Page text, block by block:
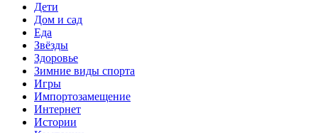
Дети
Дом и сад
Еда
Звёзды
Здоровье
Зимние виды спорта
Игры
Импортозамещение
Интернет
Истории